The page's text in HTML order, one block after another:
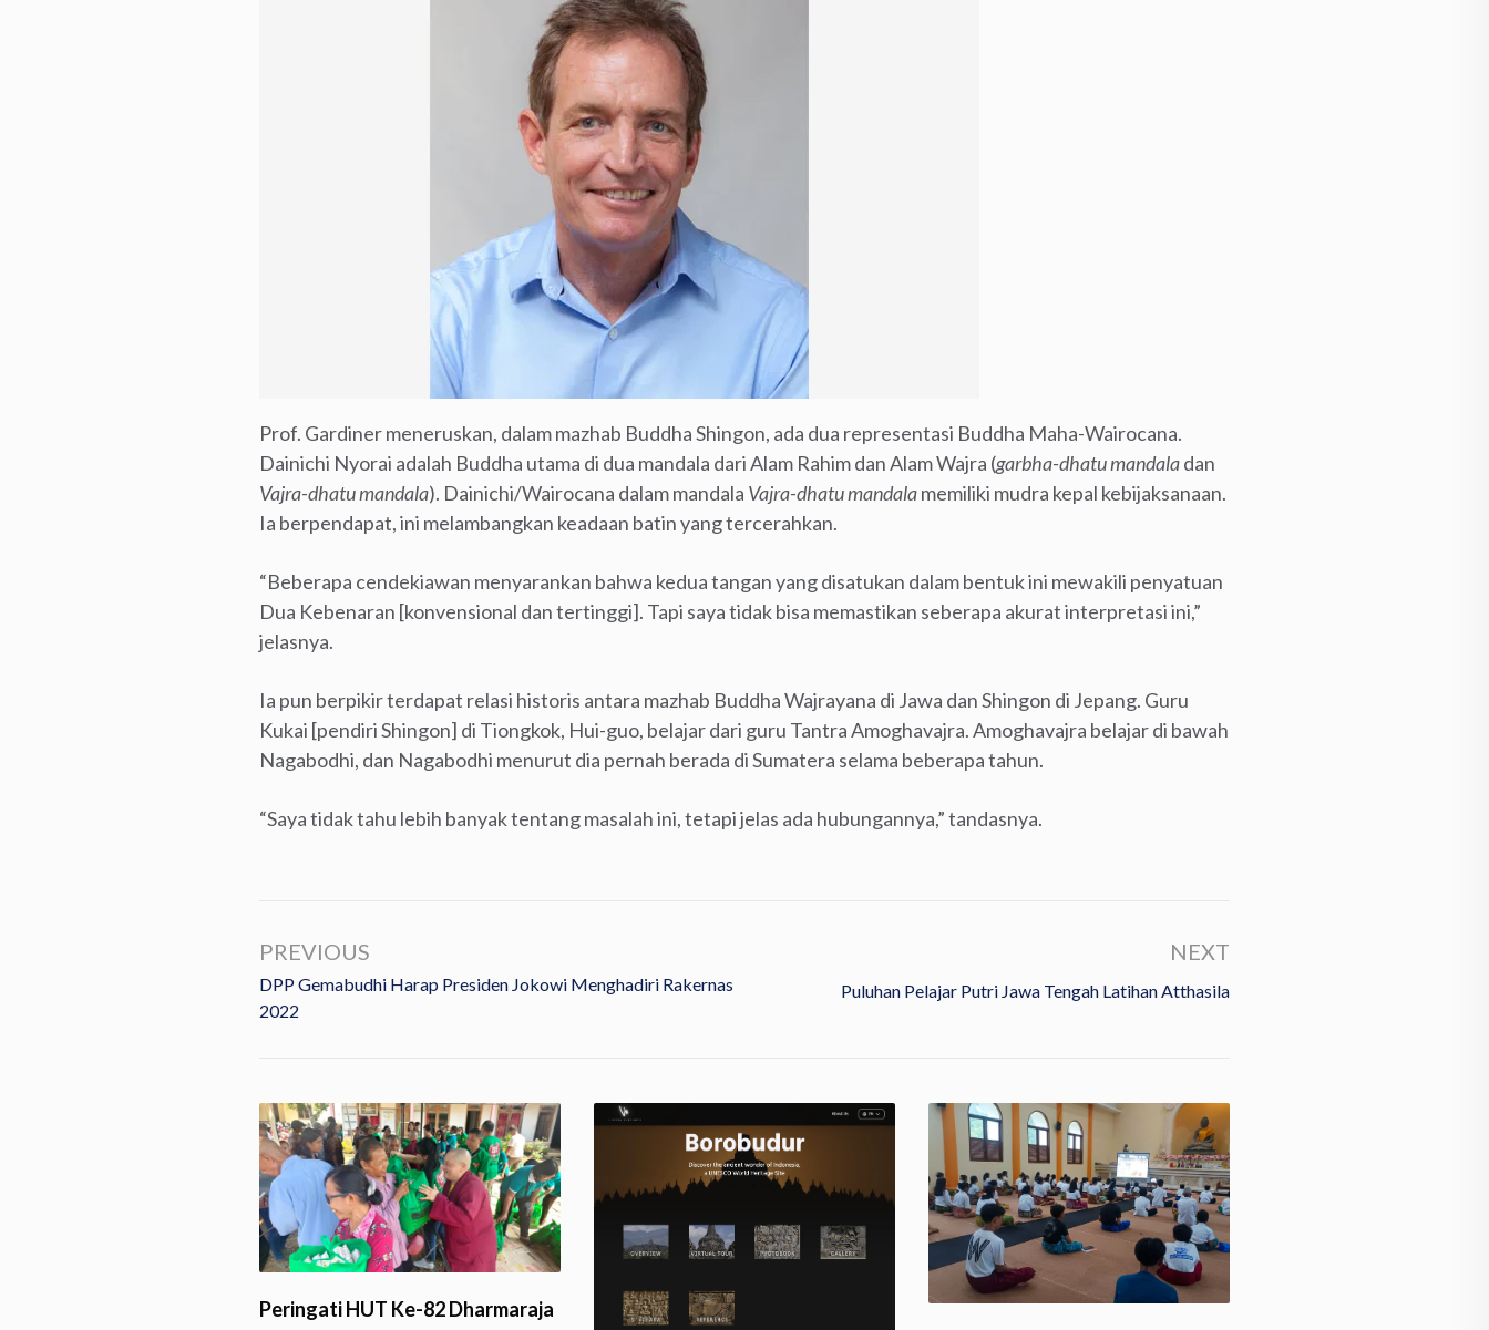
Prof. Gardiner meneruskan, dalam mazhab Buddha Shingon, ada dua representasi Buddha Maha-Wairocana.
Dainichi Nyorai adalah Buddha utama di dua mandala dari Alam Rahim dan Alam Wajra (garbha-dhatu mandaladan
Vajra-dhatu mandala). Dainichi/Wairocana dalam mandala Vajra-dhatu mandalamemiliki mudra kepal kebijaksanaan.
Ia berpendapat, ini melambangkan keadaan batin yang tercerahkan.
“Beberapa cendekiawan menyarankan bahwa kedua tangan yang disatukan dalam bentuk ini mewakili penyatuan
Dua Kebenaran [konvensional dan tertinggi]. Tapi saya tidak bisa memastikan seberapa akurat interpretasi ini,”
jelasnya.
Ia pun berpikir terdapat relasi historis antara mazhab Buddha Wajrayana di Jawa dan Shingon di Jepang. Guru
Kukai [pendiri Shingon] di Tiongkok, Hui-guo, belajar dari guru Tantra Amoghavajra. Amoghavajra belajar di bawah
Nagabodhi, dan Nagabodhi menurut dia pernah berada di Sumatera selama beberapa tahun.
“Saya tidak tahu lebih banyak tentang masalah ini, tetapi jelas ada hubungannya,” tandasnya.
PREVIOUS
DPP Gemabudhi Harap Presiden Jokowi Menghadiri Rakernas
2022
NEXT
Puluhan Pelajar Putri Jawa Tengah Latihan Atthasila
Peringati HUT Ke-82 Dharmaraja